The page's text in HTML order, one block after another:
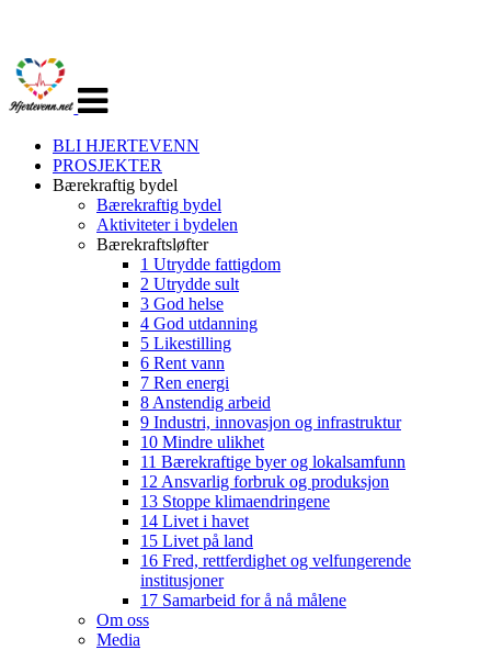
navigasjon
BLI HJERTEVENN
PROSJEKTER
Bærekraftig bydel
Bærekraftig bydel
Aktiviteter i bydelen
Bærekraftsløfter
1 Utrydde fattigdom
2 Utrydde sult
3 God helse
4 God utdanning
5 Likestilling
6 Rent vann
7 Ren energi
8 Anstendig arbeid
9 Industri, innovasjon og infrastruktur
10 Mindre ulikhet
11 Bærekraftige byer og lokalsamfunn
12 Ansvarlig forbruk og produksjon
13 Stoppe klimaendringene
14 Livet i havet
15 Livet på land
16 Fred, rettferdighet og velfungerende
institusjoner
17 Samarbeid for å nå målene
Om oss
Media